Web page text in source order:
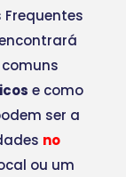
e como
ser a
no
ou um